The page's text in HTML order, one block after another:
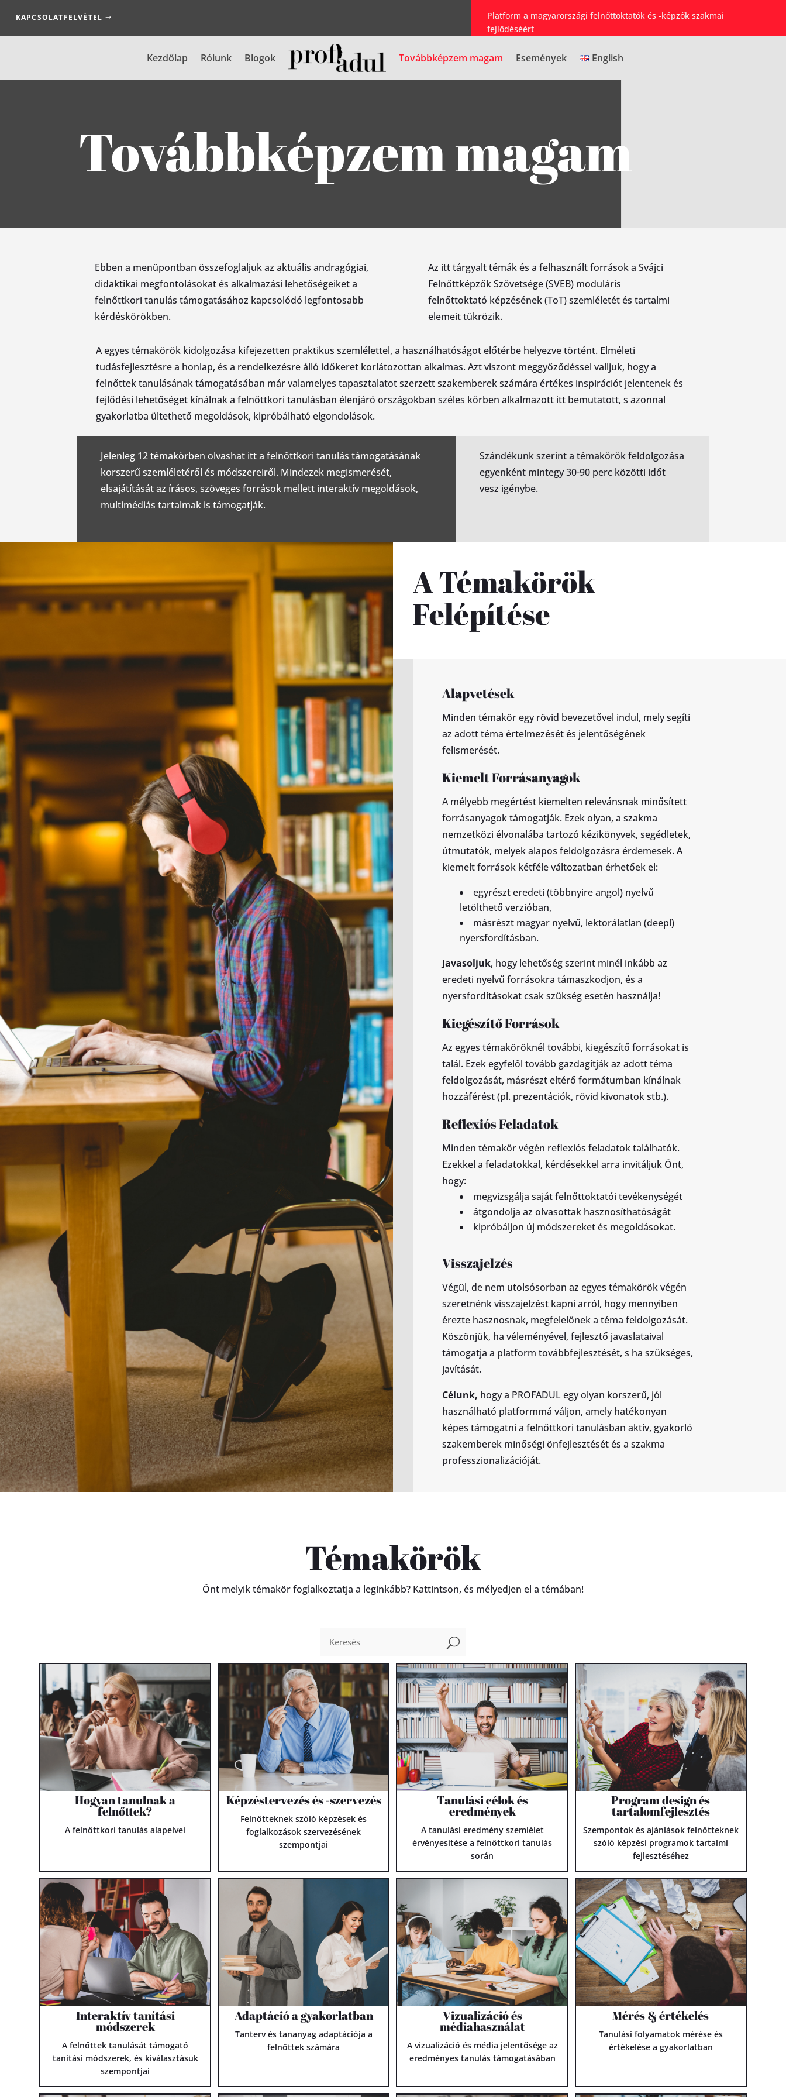
KAPCSOLATFELVÉTEL
Platform a magyarországi felnőttoktatók és -képzők szakmai
fejlődéséért
Kezdőlap Rólunk Blogok Továbbképzem magam Események English
Továbbképzem magam
Ebben a menüpontban összefoglaljuk az aktuális andragógiai,
didaktikai megfontolásokat és alkalmazási lehetőségeiket a
felnőttkori tanulás támogatásához kapcsolódó legfontosabb
kérdéskörökben.
Az itt tárgyalt témák és a felhasznált források a Svájci
Felnőttképzők Szövetsége (SVEB) moduláris
felnőttoktató képzésének (ToT) szemléletét és tartalmi
elemeit tükrözik.
A egyes témakörök kidolgozása kifejezetten praktikus szemlélettel, a használhatóságot előtérbe helyezve történt. Elméleti
tudásfejlesztésre a honlap, és a rendelkezésre álló időkeret korlátozottan alkalmas. Azt viszont meggyőződéssel valljuk, hogy a
felnőttek tanulásának támogatásában már valamelyes tapasztalatot szerzett szakemberek számára értékes inspirációt jelentenek és
fejlődési lehetőséget kínálnak a felnőttkori tanulásban élenjáró országokban széles körben alkalmazott itt bemutatott, s azonnal
gyakorlatba ültethető megoldások, kipróbálható elgondolások.
Jelenleg 12 témakörben olvashat itt a felnőttkori tanulás támogatásának
korszerű szemléletéről és módszereiről. Mindezek megismerését,
elsajátítását az írásos, szöveges források mellett interaktív megoldások,
multimédiás tartalmak is támogatják.
Szándékunk szerint a témakörök feldolgozása
egyenként mintegy 30-90 perc közötti időt
vesz igénybe.
A Témakörök
Felépítése
Alapvetések
Minden témakör egy rövid bevezetővel indul, mely segíti
az adott téma értelmezését és jelentőségének
felismerését.
Kiemelt Forrásanyagok
A mélyebb megértést kiemelten relevánsnak minősített
forrásanyagok támogatják. Ezek olyan, a szakma
nemzetközi élvonalába tartozó kézikönyvek, segédletek,
útmutatók, melyek alapos feldolgozásra érdemesek. A
kiemelt források kétféle változatban érhetőek el:
egyrészt eredeti (többnyire angol) nyelvű
letölthető verzióban,
másrészt magyar nyelvű, lektorálatlan (deepl)
nyersfordításban.
Javasoljuk, hogy lehetőség szerint minél inkább az
eredeti nyelvű forrásokra támaszkodjon, és a
nyersfordításokat csak szükség esetén használja!
Kiegészítő Források
Az egyes témaköröknél további, kiegészítő forrásokat is
talál. Ezek egyfelől tovább gazdagítják az adott téma
feldolgozását, másrészt eltérő formátumban kínálnak
hozzáférést (pl. prezentációk, rövid kivonatok stb.).
Reflexiós Feladatok
Minden témakör végén reflexiós feladatok találhatók.
Ezekkel a feladatokkal, kérdésekkel arra invitáljuk Önt,
hogy:
megvizsgálja saját felnőttoktatói tevékenységét
átgondolja az olvasottak hasznosíthatóságát
kipróbáljon új módszereket és megoldásokat.
Visszajelzés
Végül, de nem utolsósorban az egyes témakörök végén
szeretnénk visszajelzést kapni arról, hogy mennyiben
érezte hasznosnak, megfelelőnek a téma feldolgozását.
Köszönjük, ha véleményével, fejlesztő javaslataival
támogatja a platform továbbfejlesztését, s ha szükséges,
javítását.
Célunk, hogy a PROFADUL egy olyan korszerű, jól
használható platformmá váljon, amely hatékonyan
képes támogatni a felnőttkori tanulásban aktív, gyakorló
szakemberek minőségi önfejlesztését és a szakma
professzionalizációját.
Témakörök
Önt melyik témakör foglalkoztatja a leginkább? Kattintson, és mélyedjen el a témában!
U
Hogyan tanulnak a
felnőttek?
A felnőttkori tanulás alapelvei
Képzéstervezés és -szervezés
Felnőtteknek szóló képzések és
foglalkozások szervezésének
szempontjai
Tanulási célok és
eredmények
A tanulási eredmény szemlélet
érvényesítése a felnőttkori tanulás
során
Program design és
tartalomfejlesztés
Szempontok és ajánlások felnőtteknek
szóló képzési programok tartalmi
fejlesztéséhez
Interaktív tanítási
módszerek
A felnőttek tanulását támogató
tanítási módszerek, és kiválasztásuk
szempontjai
Adaptáció a gyakorlatban
Tanterv és tananyag adaptációja a
felnőttek számára
Vizualizáció és
médiahasználat
A vizualizáció és média jelentősége az
eredményes tanulás támogatásában
Mérés & értékelés
Tanulási folyamatok mérése és
értékelése a gyakorlatban